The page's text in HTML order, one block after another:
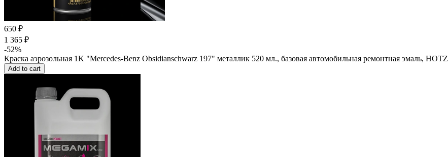
650 ₽
1 365 ₽
-52%
Краска аэрозольная 1K "Mercedes-Benz Obsidianschwarz 197" металлик 520 мл., базовая автомобильная ремонтная эмаль, HOTZ
Add to cart